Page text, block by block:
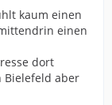
kaum einen
einen
dort
Bielefeld aber